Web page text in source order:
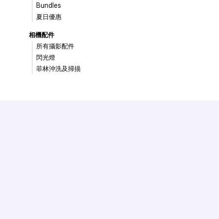
Bundles
夏日優惠
相機配件
所有攝影配件
閃光燈
菲林沖洗及掃描